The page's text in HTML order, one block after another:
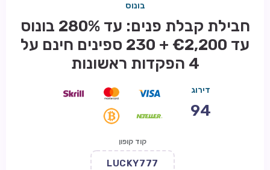
בונוס
חבילת קבלת פנים: עד 280% בונוס
עד €2,200 + 230 ספינים חינם על
4 הפקדות ראשונות
דירוג
94
קוד קופון
LUCKY777